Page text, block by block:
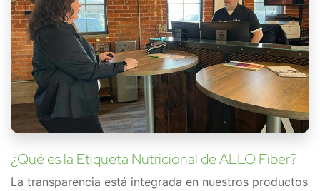
¿Qué es la Etiqueta Nutricional de ALLO Fiber?
La transparencia está integrada en nuestros productos